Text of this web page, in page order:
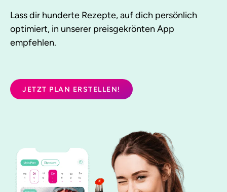
Lass dir hunderte Rezepte, auf dich persönlich
optimiert, in unserer preisgekrönten App
empfehlen.
JETZT PLAN ERSTELLEN!